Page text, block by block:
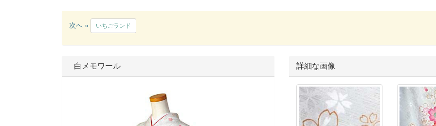
次へ » いちごランド
白メモワール 詳細な画像